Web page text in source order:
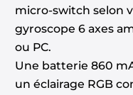
micro-switch selon
gyroscope 6 axes
ou PC.
Une batterie 860
un éclairage RGB